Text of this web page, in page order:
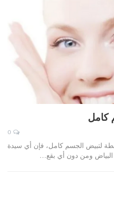
كامل
لتبيض الجسم كامل، فإن أي سيدة
ومن دون أي بقع…